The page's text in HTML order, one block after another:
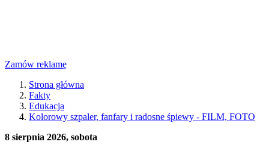
Zamów reklamę
Strona główna
Fakty
Edukacja
Kolorowy szpaler, fanfary i radosne śpiewy - FILM, FOTO
8 sierpnia 2026, sobota